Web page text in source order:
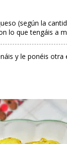
(según la
lo que tengáis a
y le ponéis